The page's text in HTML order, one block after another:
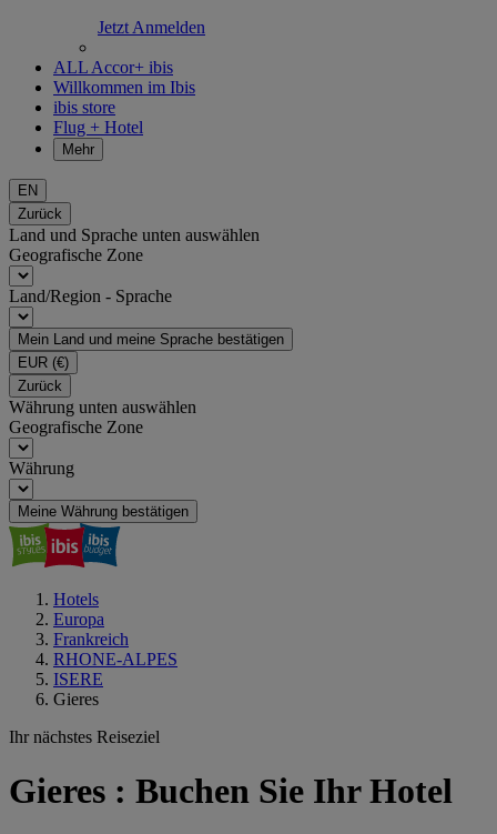
Jetzt Anmelden
ALL Accor+ ibis
Willkommen im Ibis
ibis store
Flug + Hotel
Mehr
EN
Zurück
Land und Sprache unten auswählen
Geografische Zone
Land/Region - Sprache
Mein Land und meine Sprache bestätigen
EUR (€)
Zurück
Währung unten auswählen
Geografische Zone
Währung
Meine Währung bestätigen
Hotels
Europa
Frankreich
RHONE-ALPES
ISERE
Gieres
Ihr nächstes Reiseziel
Gieres : Buchen Sie Ihr Hotel